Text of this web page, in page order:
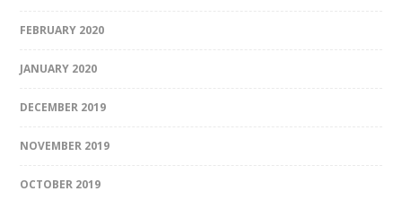
FEBRUARY 2020
JANUARY 2020
DECEMBER 2019
NOVEMBER 2019
OCTOBER 2019